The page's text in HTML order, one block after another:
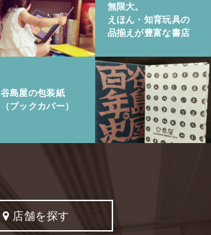
無限大。
えほん・知育玩具の
品揃えが豊富な書店
谷島屋の包装紙
（ブックカバー）
店舗を探す